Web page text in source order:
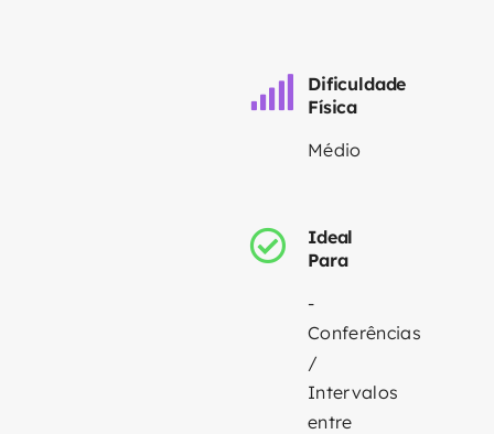
Dificuldade
Física
Médio
Ideal
Para
-
Conferências
/
Intervalos
entre